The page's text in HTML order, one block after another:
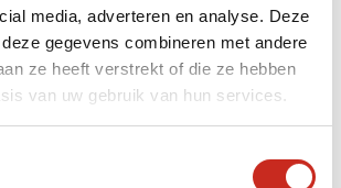
media, adverteren en analyse. Deze
gegevens combineren met andere
ze heeft verstrekt of die ze hebben
van uw gebruik van hun services.
– de
winkels van